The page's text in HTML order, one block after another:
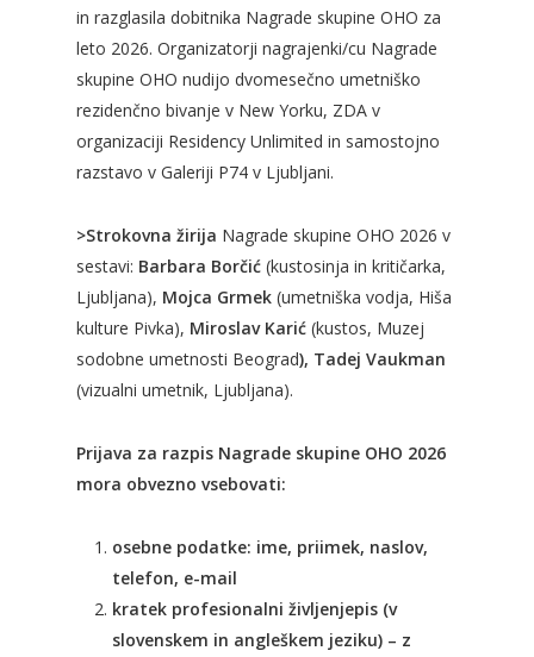
in razglasila dobitnika Nagrade skupine OHO za
leto 2026. Organizatorji nagrajenki/cu Nagrade
skupine OHO nudijo dvomesečno umetniško
rezidenčno bivanje v New Yorku, ZDA v
organizaciji Residency Unlimited in samostojno
razstavo v Galeriji P74 v Ljubljani.
>Strokovna žirija Nagrade skupine OHO 2026 v
sestavi: Barbara Borčić (kustosinja in kritičarka,
Ljubljana), Mojca Grmek (umetniška vodja, Hiša
kulture Pivka), Miroslav Karić (kustos, Muzej
sodobne umetnosti Beograd), Tadej Vaukman
(vizualni umetnik, Ljubljana).
Prijava za razpis Nagrade skupine OHO 2026
mora obvezno vsebovati:
osebne podatke: ime, priimek, naslov,
telefon, e-mail
kratek profesionalni življenjepis (v
slovenskem in angleškem jeziku) – z